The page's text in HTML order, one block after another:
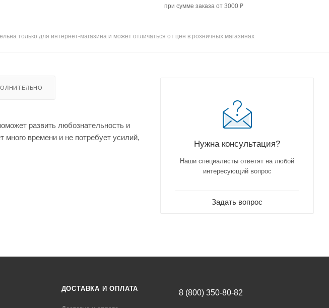
при сумме заказа от 3000 ₽
только для интернет-магазина и может отличаться от цен в розничных магазинах
развить любознательность и
много времени и не потребует усилий,
Нужна консультация?
Наши специалисты ответят на любой
интересующий вопрос
Задать вопрос
ДОСТАВКА И ОПЛАТА 8 (800) 350-80-82